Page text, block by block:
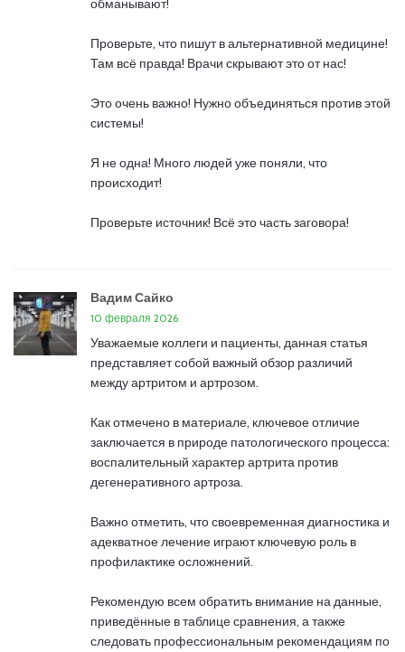
обманывают!
Проверьте, что пишут в альтернативной медицине!
Там всё правда! Врачи скрывают это от нас!
Это очень важно! Нужно объединяться против этой
системы!
Я не одна! Много людей уже поняли, что
происходит!
Проверьте источник! Всё это часть заговора!
Вадим Сайко
10 февраля 2026
Уважаемые коллеги и пациенты, данная статья
представляет собой важный обзор различий
между артритом и артрозом.
Как отмечено в материале, ключевое отличие
заключается в природе патологического процесса:
воспалительный характер артрита против
дегенеративного артроза.
Важно отметить, что своевременная диагностика и
адекватное лечение играют ключевую роль в
профилактике осложнений.
Рекомендую всем обратить внимание на данные,
приведённые в таблице сравнения, а также
следовать профессиональным рекомендациям по